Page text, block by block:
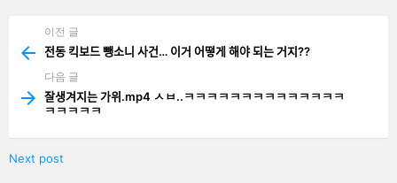
more
이전 글
전동 킥보드 뺑소니 사건… 이거 어떻게 해야 되는 거지??
다음 글
잘생겨지는 가위.mp4 ㅅㅂ..ㅋㅋㅋㅋㅋㅋㅋㅋㅋㅋㅋㅋㅋㅋ
ㅋㅋㅋㅋㅋ
Next post